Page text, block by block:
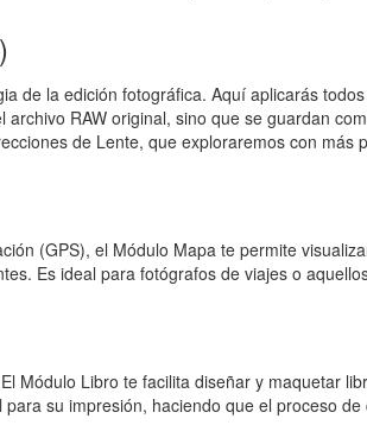
de la edición fotográfica. Aquí aplicarás
RAW original, sino que se guardan
de Lente, que exploraremos con más
(GPS), el Módulo Mapa te permite
Es ideal para fotógrafos de viajes o
Módulo Libro te facilita diseñar y maquetar
su impresión, haciendo que el proceso